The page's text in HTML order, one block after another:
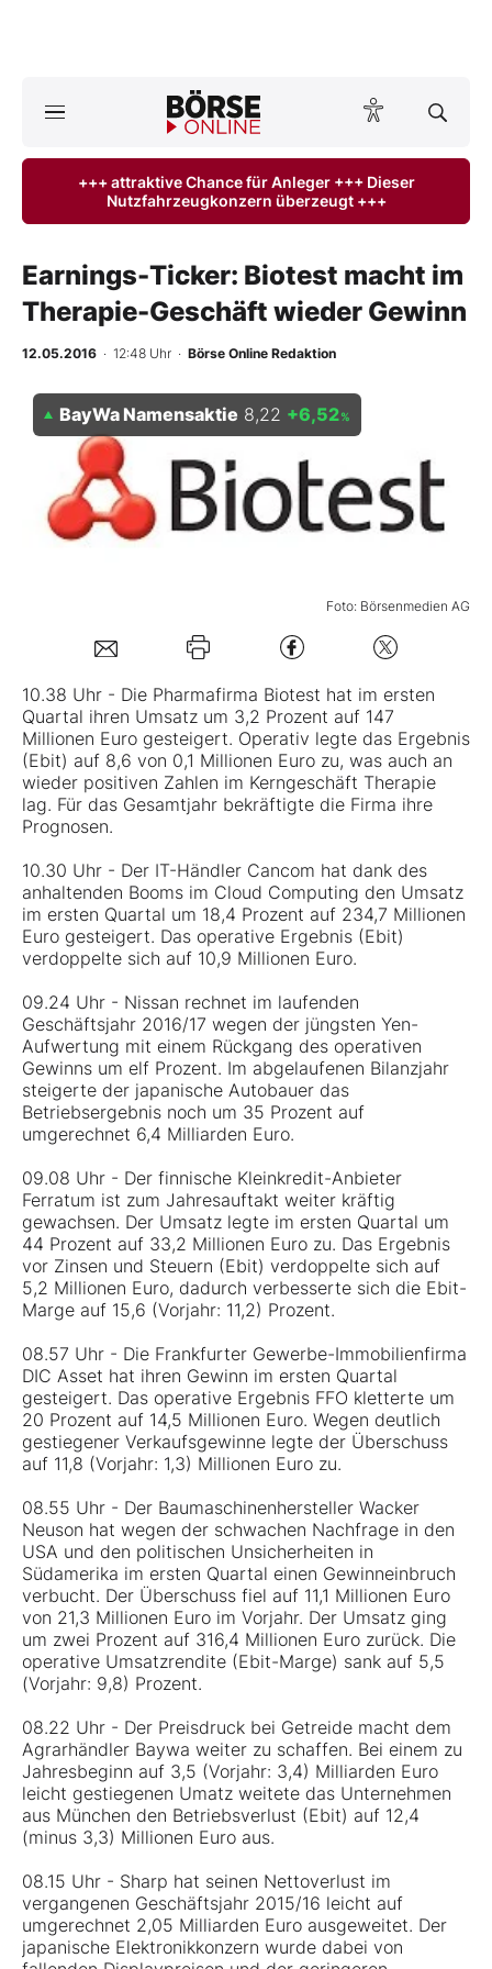
ktuelle Ausgabe BÖRSE ONLINE lesen
Anlageprodukte
Finanz-Check
BO-Musterdepots
Experten
Mein B:O
Kontakt
+++ attraktive Chance für Anleger +++ Dieser
Nutzfahrzeugkonzern überzeugt +++
Earnings-Ticker: Biotest macht im
Therapie-Geschäft wieder Gewinn
12.05.2016 · 12:48 Uhr · Börse Online Redaktion
Foto: Börsenmedien AG
BayWa Namensaktie 8,22 +6,52%
10.38 Uhr - Die Pharmafirma Biotest hat im ersten
Quartal ihren Umsatz um 3,2 Prozent auf 147
Millionen Euro gesteigert. Operativ legte das Ergebnis
(Ebit) auf 8,6 von 0,1 Millionen Euro zu, was auch an
wieder positiven Zahlen im Kerngeschäft Therapie
lag. Für das Gesamtjahr bekräftigte die Firma ihre
Prognosen.
10.30 Uhr - Der IT-Händler Cancom hat dank des
anhaltenden Booms im Cloud Computing den Umsatz
im ersten Quartal um 18,4 Prozent auf 234,7 Millionen
Euro gesteigert. Das operative Ergebnis (Ebit)
verdoppelte sich auf 10,9 Millionen Euro.
09.24 Uhr - Nissan rechnet im laufenden
Geschäftsjahr 2016/17 wegen der jüngsten Yen-
Aufwertung mit einem Rückgang des operativen
Gewinns um elf Prozent. Im abgelaufenen Bilanzjahr
steigerte der japanische Autobauer das
Betriebsergebnis noch um 35 Prozent auf
umgerechnet 6,4 Milliarden Euro.
09.08 Uhr - Der finnische Kleinkredit-Anbieter
Ferratum ist zum Jahresauftakt weiter kräftig
gewachsen. Der Umsatz legte im ersten Quartal um
44 Prozent auf 33,2 Millionen Euro zu. Das Ergebnis
vor Zinsen und Steuern (Ebit) verdoppelte sich auf
5,2 Millionen Euro, dadurch verbesserte sich die Ebit-
Marge auf 15,6 (Vorjahr: 11,2) Prozent.
08.57 Uhr - Die Frankfurter Gewerbe-Immobilienfirma
DIC Asset hat ihren Gewinn im ersten Quartal
gesteigert. Das operative Ergebnis FFO kletterte um
20 Prozent auf 14,5 Millionen Euro. Wegen deutlich
gestiegener Verkaufsgewinne legte der Überschuss
auf 11,8 (Vorjahr: 1,3) Millionen Euro zu.
08.55 Uhr - Der Baumaschinenhersteller Wacker
Neuson hat wegen der schwachen Nachfrage in den
USA und den politischen Unsicherheiten in
Südamerika im ersten Quartal einen Gewinneinbruch
verbucht. Der Überschuss fiel auf 11,1 Millionen Euro
von 21,3 Millionen Euro im Vorjahr. Der Umsatz ging
um zwei Prozent auf 316,4 Millionen Euro zurück. Die
operative Umsatzrendite (Ebit-Marge) sank auf 5,5
(Vorjahr: 9,8) Prozent.
08.22 Uhr - Der Preisdruck bei Getreide macht dem
Agrarhändler Baywa weiter zu schaffen. Bei einem zu
Jahresbeginn auf 3,5 (Vorjahr: 3,4) Milliarden Euro
leicht gestiegenen Umatz weitete das Unternehmen
aus München den Betriebsverlust (Ebit) auf 12,4
(minus 3,3) Millionen Euro aus.
08.15 Uhr - Sharp hat seinen Nettoverlust im
vergangenen Geschäftsjahr 2015/16 leicht auf
umgerechnet 2,05 Milliarden Euro ausgeweitet. Der
japanische Elektronikkonzern wurde dabei von